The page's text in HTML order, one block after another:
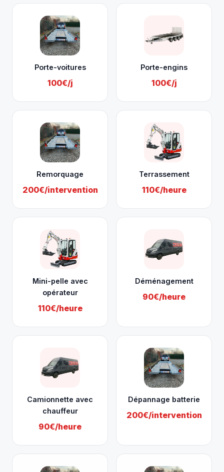
Porte-voitures
100€/j
Porte-engins
100€/j
Remorquage
200€/intervention
Terrassement
110€/heure
Mini-pelle avec
opérateur
110€/heure
Déménagement
90€/heure
Camionnette avec
chauffeur
90€/heure
Dépannage batterie
200€/intervention